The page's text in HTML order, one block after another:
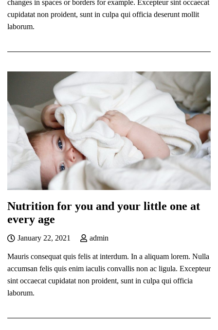
changes in spaces or borders for example. Excepteur sint occaecat
cupidatat non proident, sunt in culpa qui officia deserunt mollit
laborum.
Nutrition for you and your little one at
every age
January 22, 2021 admin
Mauris consequat quis felis at interdum. In a aliquam lorem. Nulla
accumsan felis quis enim iaculis convallis non ac ligula. Excepteur
sint occaecat cupidatat non proident, sunt in culpa qui officia
laborum.